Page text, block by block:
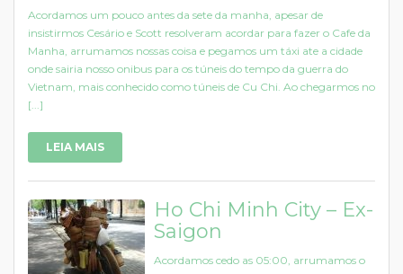
Acordamos um pouco antes da sete da manha, apesar de
insistirmos Cesário e Scott resolveram acordar para fazer o Cafe da
Manha, arrumamos nossas coisa e pegamos um táxi ate a cidade
onde sairia nosso onibus para os túneis do tempo da guerra do
Vietnam, mais conhecido como túneis de Cu Chi. Ao chegarmos no
[...]
LEIA MAIS
Ho Chi Minh City – Ex-
Saigon
Acordamos cedo as 05:00, arrumamos o